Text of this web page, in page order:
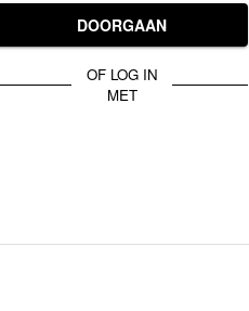
DOORGAAN
OF LOG IN
MET